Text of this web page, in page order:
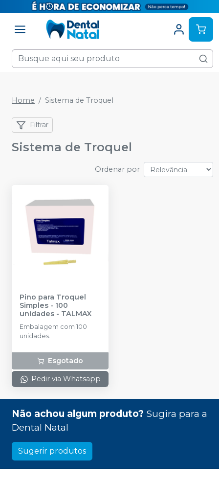
Home Sistema de Troquel
Filtrar
Sistema de Troquel
Ordenar por
Pino para Troquel
Simples - 100
unidades - TALMAX
Embalagem com 100
unidades.
Esgotado
Pedir via Whatsapp
Não achou algum produto? Sugira para a
Dental Natal
Sugerir produtos